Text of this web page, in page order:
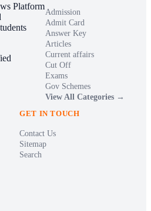
Platform
Admission
Admit Card
Answer Key
Articles
Current affairs
Cut Off
Exams
Gov Schemes
View All Categories →
GET IN TOUCH
Contact Us
Sitemap
Search